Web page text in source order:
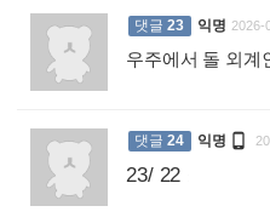
댓글 23 익명 2026-
우주에서 돌 외계
댓글 24 익명 
23/ 22